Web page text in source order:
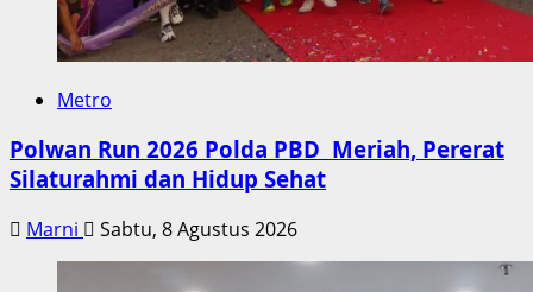
Metro
Polwan Run 2026 Polda PBD Meriah, Pererat
Silaturahmi dan Hidup Sehat
Marni Sabtu, 8 Agustus 2026